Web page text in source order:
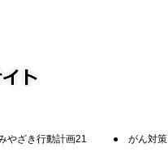
やざき行動計画21 がん対策